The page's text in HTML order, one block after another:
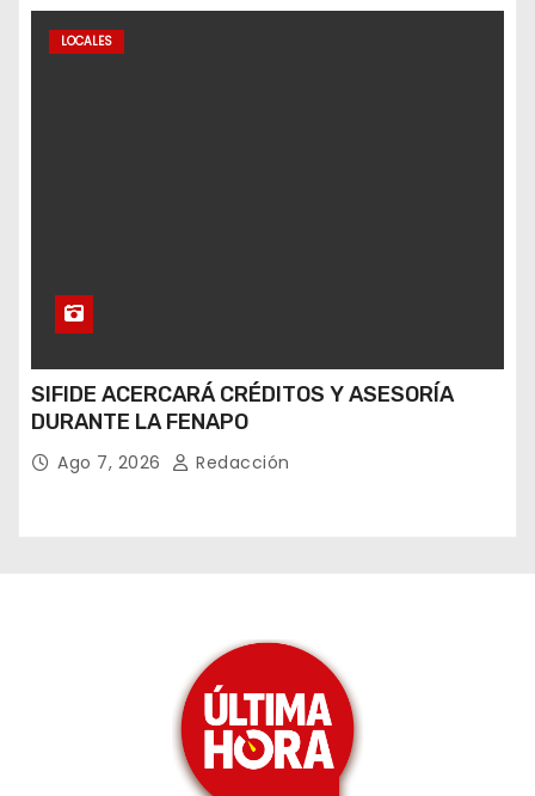
LOCALES
SIFIDE ACERCARÁ CRÉDITOS Y ASESORÍA
DURANTE LA FENAPO
Ago 7, 2026 Redacción